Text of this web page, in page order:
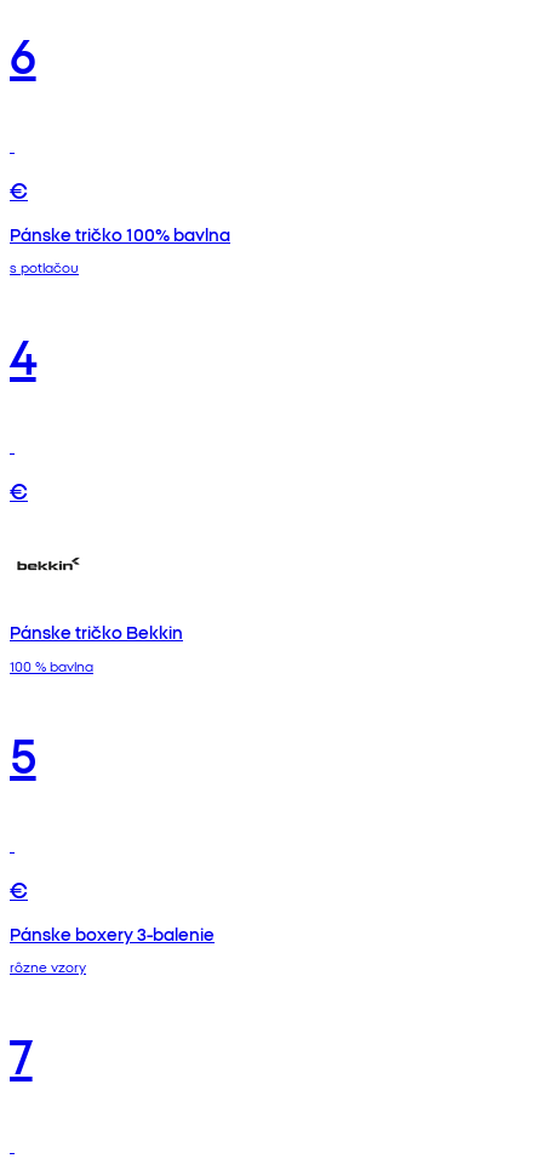
6
€
Pánske tričko 100% bavlna
s potlačou
4
€
Pánske tričko Bekkin
100 % bavlna
5
€
Pánske boxery 3-balenie
rôzne vzory
7